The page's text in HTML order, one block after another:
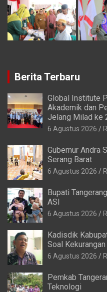
Berita Terbaru
Global Institute
Akademik dan
Jelang Milad ke
6 Agustus 2026
Gubernur Andra
Serang Barat
6 Agustus 2026
Bupati
ASI
6 Agustus 2026
Kadisdik
Soal Kekurangan
6 Agustus 2026
Pemkab
Teknologi